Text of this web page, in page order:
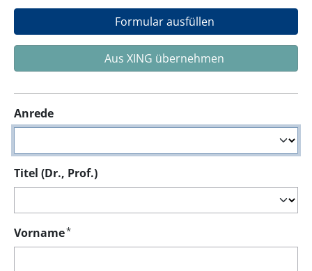
Formular ausfüllen
Aus XING übernehmen
Anrede
Titel (Dr., Prof.)
Vorname*